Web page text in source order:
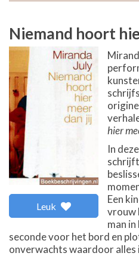
Niemand hoort
Leuk
hier
In
Een
vrouw
man
seconde voor het bord en
onverwachts waardoor alles